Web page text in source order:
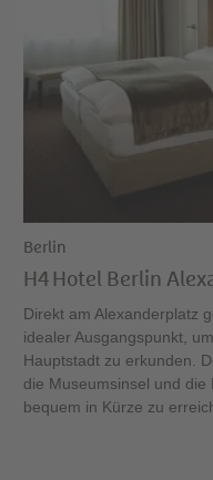
Berlin
H4 Hotel Berlin
Direkt am Alexanderplatz
idealer Ausgangspunkt,
Hauptstadt zu erkunden.
die Museumsinsel und
bequem in Kürze zu